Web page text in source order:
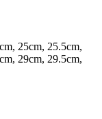
25cm, 25.5cm,
29cm, 29.5cm,